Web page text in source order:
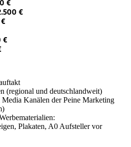
€
€
€
(regional und deutschlandweit)
Kanälen der Peine Marketing
Plakaten, A0 Aufsteller vor